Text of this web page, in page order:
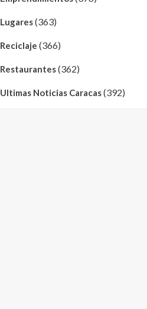
Lugares(363)
Reciclaje (366)
Restaurantes(362)
Ultimas Noticias Caracas(392)